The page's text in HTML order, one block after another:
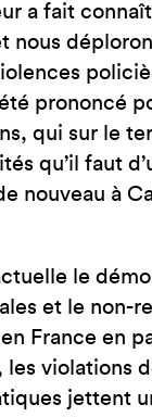
a fait
prononcé
qui sur le
qu’il faut
nouveau à
le
et le non-
France en
violations
jettent